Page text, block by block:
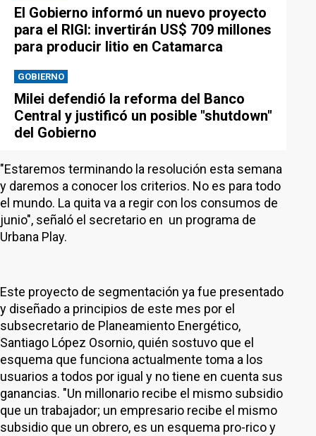
El Gobierno informó un nuevo proyecto
para el RIGI: invertirán US$ 709 millones
para producir litio en Catamarca
GOBIERNO
Milei defendió la reforma del Banco
Central y justificó un posible "shutdown"
del Gobierno
"Estaremos terminando la resolución esta semana
y daremos a conocer los criterios. No es para todo
el mundo. La quita va a regir con los consumos de
junio", señaló el secretario en un programa de
Urbana Play.
Este proyecto de segmentación ya fue presentado
y diseñado a principios de este mes por el
subsecretario de Planeamiento Energético,
Santiago López Osornio, quién sostuvo que el
esquema que funciona actualmente toma a los
usuarios a todos por igual y no tiene en cuenta sus
ganancias. "Un millonario recibe el mismo subsidio
que un trabajador; un empresario recibe el mismo
subsidio que un obrero, es un esquema pro-rico y